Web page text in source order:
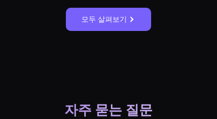
모두 살펴보기
자주 묻는 질문